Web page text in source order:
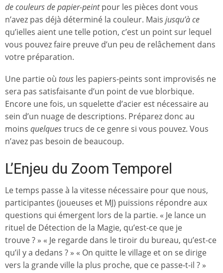
de couleurs de papier-peintpour les pièces dont vous
n’avez pas déjà déterminé la couleur. Mais jusqu’à ce
qu’ielles aient une telle potion, c’est un point sur lequel
vous pouvez faire preuve d’un peu de relâchement dans
votre préparation.
Une partie où tous les papiers-peints sont improvisés ne
sera pas satisfaisante d’un point de vue blorbique.
Encore une fois, un squelette d’acier est nécessaire au
sein d’un nuage de descriptions. Préparez donc au
moins quelquestrucs de ce genre si vous pouvez. Vous
n’avez pas besoin de beaucoup.
L’Enjeu du Zoom Temporel
Le temps passe à la vitesse nécessaire pour que nous,
participantes (joueuses et MJ) puissions répondre aux
questions qui émergent lors de la partie. « Je lance un
rituel de Détection de la Magie, qu’est-ce que je
trouve ? » « Je regarde dans le tiroir du bureau, qu’est-ce
qu’il y a dedans ? » « On quitte le village et on se dirige
vers la grande ville la plus proche, que ce passe-t-il ? »